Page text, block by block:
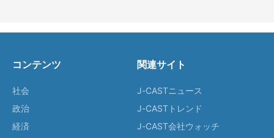
コンテンツ
社会
政治
経済
関連サイト
J-CASTニュース
J-CASTトレンド
J-CAST会社ウォッチ